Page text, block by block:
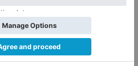
Clasificacion Nacional ACB Liga
ENDESA
LO + VISTO
Detienen a un joven de 27 años